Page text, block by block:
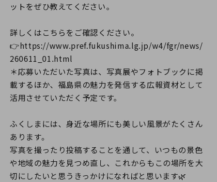
ットをぜひ教えてください。
詳しくはこちらをご確認ください。
👉https://www.pref.fukushima.lg.jp/w4/fgr/news/
260611_01.html
＊応募いただいた写真は、写真展やフォトブックに掲
載するほか、福島県の魅力を発信する広報資材として
活用させていただく予定です。
ふくしまには、身近な場所にも美しい風景がたくさん
あります。
写真を撮ったり投稿することを通して、いつもの景色
や地域の魅力を見つめ直し、これからもこの場所を大
切にしたいと思うきっかけになればと思います🌿